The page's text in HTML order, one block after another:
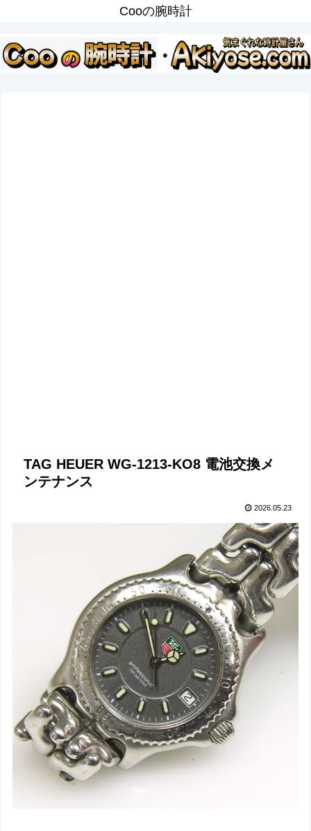
Cooの腕時計
TAG HEUER WG-1213-KO8 電池交換メ
ンテナンス
2026.05.23